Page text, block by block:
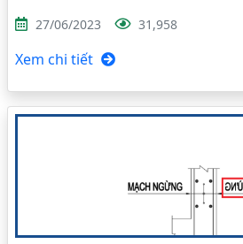
27/06/2023 31,958
Xem chi tiết